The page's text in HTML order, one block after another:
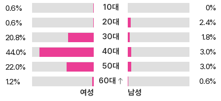
모든 것이 살아 있고 말을 할 수 있다고 믿어지는 세계에서 진짜 살아
있는 것의 아픔을 느낀 순간, 연지는 누구의 가르침도 없이 스스로 알
게 됩니다. 자기가 살고 있는 세계에 대해서. 소꿉놀이와 그 다음을 가
르는 여름비의 여백, 아름다움과 잔혹함 사이에서 김동성 작가는 이
그림책이 지나는 시간의 풍경을 그렸습니다. 여름의 노란 빛과 빗줄
기와 연두색 자연의 정경이 전 장면을 휘감으며, 천연의 시간을 담아
냅니다. 새끼 쥐와 인형이 나란히 잠들고, 무성한 여름 수풀 속에서 소
0.6% 10대
0%
0.6%
20대
2.4%
20.8%
30대
1.8%
44.0%
40대
3.0%
22.0%
50대
3.0%
1.2%
60대
0.6%
여성
남성